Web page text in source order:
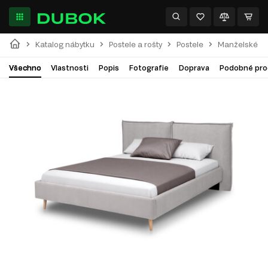
Katalog nábytku Postele a rošty Postele Manželské
Všechno Vlastnosti Popis Fotografie Doprava Podobné